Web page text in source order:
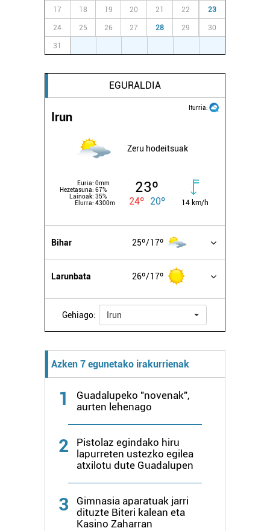
17 18 19 20 21 22 23
24 25 26 27 28 29 30
31
EGURALDIA
Iturria:
Irun
Zeru hodeitsuak
Euria: 0mm
Hezetasuna: 67%
Lainoak: 35%
Elurra: 4300m
23º
24º 20º 14 km/h
Bihar 25º 17º
Larunbata 26º 17º
Gehiago: Irun
Azken 7 egunetako irakurrienak
1
Guadalupeko "novenak",
aurten lehenago
2
Pistolaz egindako hiru
lapurreten ustezko egilea
atxilotu dute Guadalupen
3
Gimnasia aparatuak jarri
dituzte Biteri kalean eta
Kasino Zaharran